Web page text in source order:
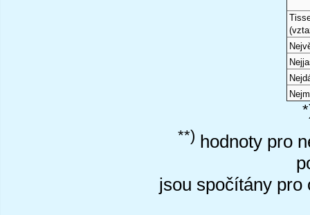
**) hodnoty pro
jsou spočítány pro